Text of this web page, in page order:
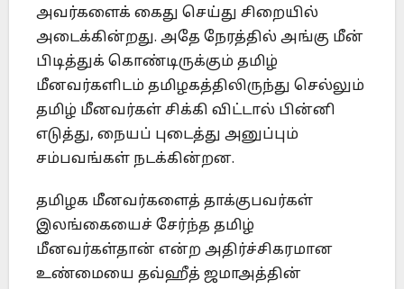
அவர்களைக் கைது செய்து சிறையில்
அடைக்கின்றது. அதே நேரத்தில் அங்கு மீன்
பிடித்துக் கொண்டிருக்கும் தமிழ்
மீனவர்களிடம் தமிழகத்திலிருந்து செல்லும்
தமிழ் மீனவர்கள் சிக்கி விட்டால் பின்னி
எடுத்து, நையப் புடைத்து அனுப்பும்
சம்பவங்கள் நடக்கின்றன.
தமிழக மீனவர்களைத் தாக்குபவர்கள்
இலங்கையைச் சேர்ந்த தமிழ்
மீனவர்கள்தான் என்ற அதிர்ச்சிகரமான
உண்மையை தவ்ஹீத் ஜமாஅத்தின்